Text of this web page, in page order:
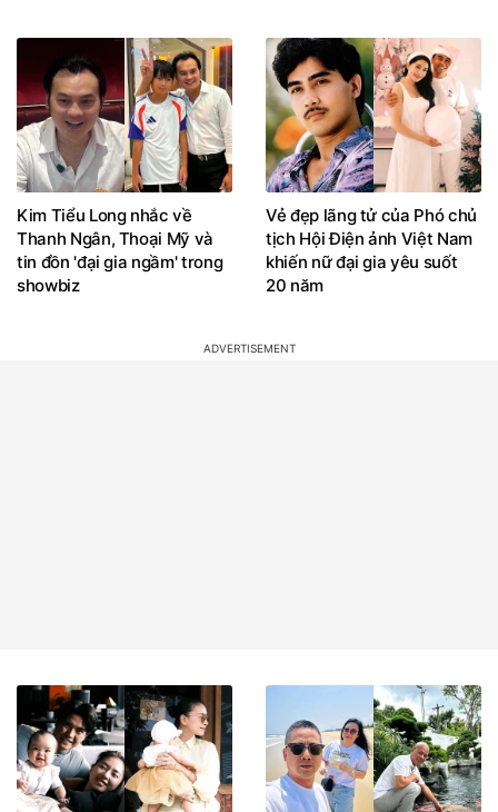
Kim Tiểu Long nhắc về
Thanh Ngân, Thoại Mỹ và
tin đồn 'đại gia ngầm' trong
showbiz
Vẻ đẹp lãng tử của Phó chủ
tịch Hội Điện ảnh Việt Nam
khiến nữ đại gia yêu suốt
20 năm